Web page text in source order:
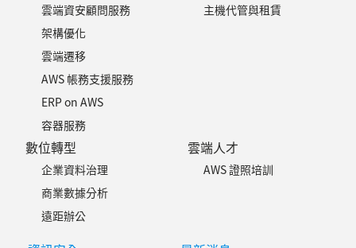
雲端資安顧問服務
架構優化
雲端遷移
AWS 帳務支援服務
ERP on AWS
容器服務
主機代管與租賃
數位轉型
企業資料治理
商業數據分析
遠距辦公
雲端人才
AWS 證照培訓